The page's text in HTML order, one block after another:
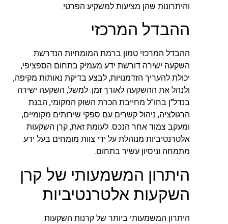
והיתרונות שהן מציעות למשקיע הפרטי.
ההבדל המרכזי
ההבדל המרכזי טמון ברמת המומחיות הנדרשת.
השקעה ישירה דורשת ידע מעמיק בתחום הספציפי,
יכולת להעריך הזדמנויות, לבצע בדיקת נאותות מקיפה,
ולנהל את ההשקעה לאורך זמן. למשל, השקעה ישירה
בנדל"ן בחו"ל מחייבת הכרת השוק המקומי, הבנת
הרגולציה, ניהול קשרים עם ספקי שירותים מקומיים,
ומעקב צמוד אחר הנכס. לעומת זאת, קרן השקעות
אלטרנטיביות מנוהלת על ידי צוות מומחים בעל ידע
מתמחה וניסיון עשיר בתחום.
היתרון המשמעותי של קרן
השקעות אלטרנטיביות
היתרון המשמעותי ביותר של קרנות השקעות